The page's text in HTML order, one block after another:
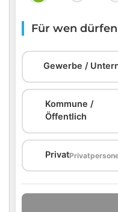
Für wen
Gewerbe /
Kommune /
Öffentlich
Privat